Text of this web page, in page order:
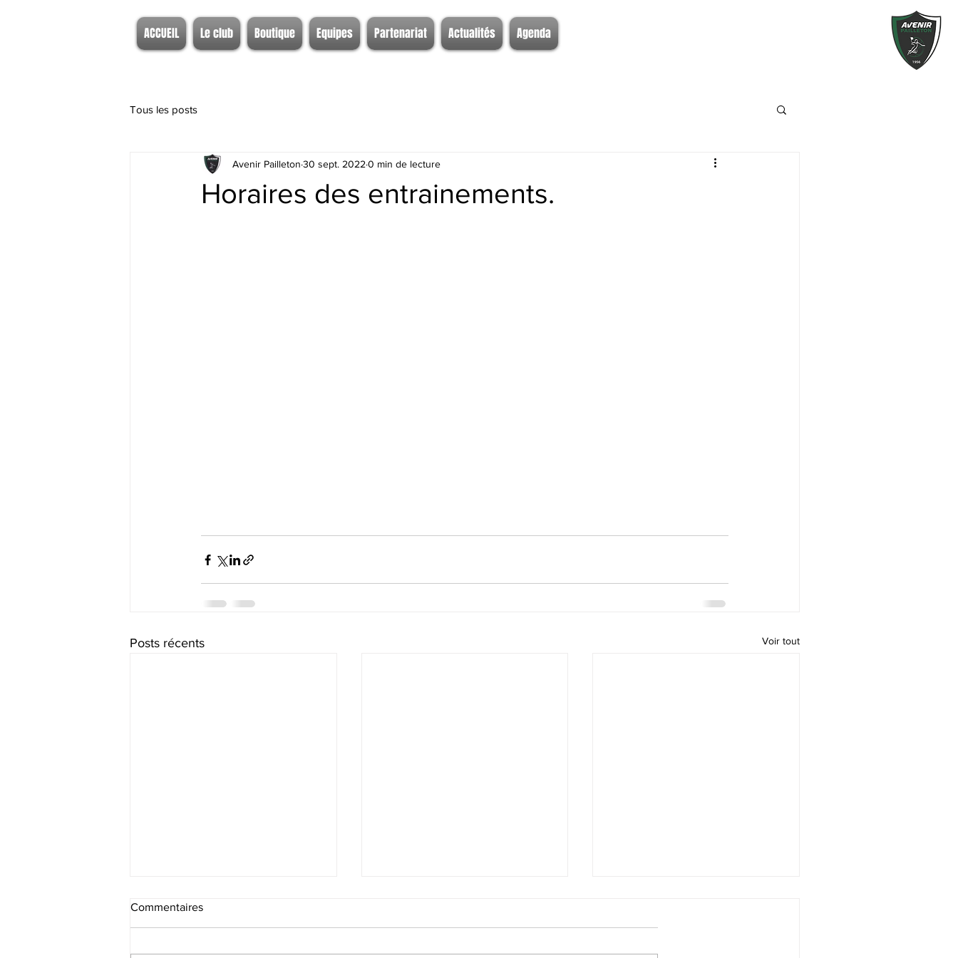
ACCUEIL Le club Boutique Equipes Partenariat Actualités Agenda
Tous les posts
Horaires des entrainements.
Avenir Pailleton 30 sept. 2022 0 min de lecture
Posts récents Voir tout
Commentaires